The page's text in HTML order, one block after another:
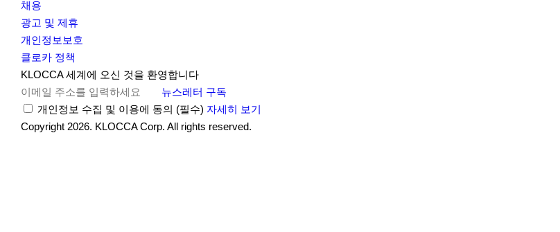
채용
광고 및 제휴
개인정보보호
클로카 정책
I
n
s
t
Y
o
u
t
K
L
O
C
KLOCCA 세계에 오신 것을 환영합니다
뉴스레터 구독
개인정보 수집 및 이용에 동의 (필수) 자세히 보기
Copyright 2026. KLOCCA Corp. All rights reserved.